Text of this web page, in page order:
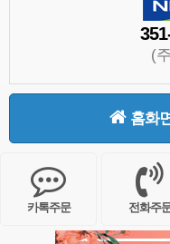
(
홈화
카톡주문 전화주